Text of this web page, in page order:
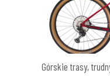
Górskie trasy,